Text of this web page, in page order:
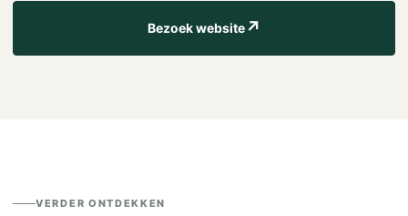
Bezoek website↗
VERDER ONTDEKKEN